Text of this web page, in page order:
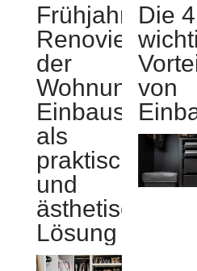
Frühjahrs-
Renovierung
der
Wohnung:
als
praktische
und
ästhetische
Lösung
Die 4
von